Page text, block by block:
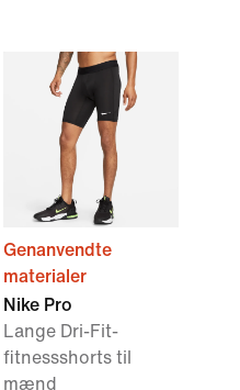
Genanvendte
materialer
Nike Pro
Lange Dri-Fit-
fitnessshorts til
mænd